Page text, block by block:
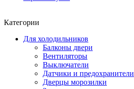
Категории
Для холодильников
Балконы двери
Вентиляторы
Выключатели
Датчики и предохранители
Дверцы морозилки